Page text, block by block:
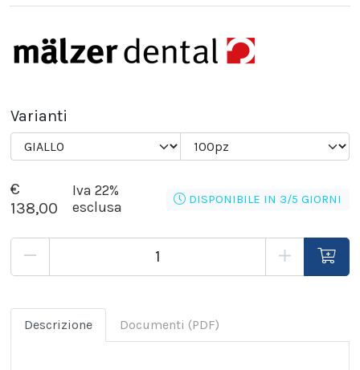
Varianti
€
138,00
Iva 22%
esclusa
DISPONIBILE IN 3/5 GIORNI
Descrizione Documenti (PDF)